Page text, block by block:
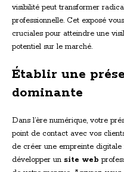
visibilité peut transformer
professionnelle. Cet exposé
cruciales pour atteindre une
potentiel sur le marché.
Établir une
dominante
Dans l’ère numérique, votre
point de contact avec vos
de créer une empreinte
développer un site web